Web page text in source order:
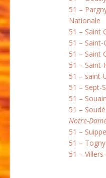
51 –
Nationale
51 – Saint
51 – Saint-
51 – Saint
51 –
51 – saint-
51 – Sept-
51 –
51 – Soudé
Notre-
51 –
51 –
51 –